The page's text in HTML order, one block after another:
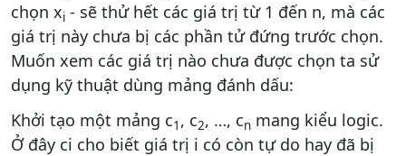
chọn xi - sẽ thử hết các giá trị từ 1 đến n, mà các
giá trị này chưa bị các phần tử đứng trước chọn.
Muốn xem các giá trị nào chưa được chọn ta sử
dụng kỹ thuật dùng mảng đánh dấu:
Khởi tạo một mảng c1 , c2, …, cn mang kiểu logic.
Ở đây ci cho biết giá trị i có còn tự do hay đã bị